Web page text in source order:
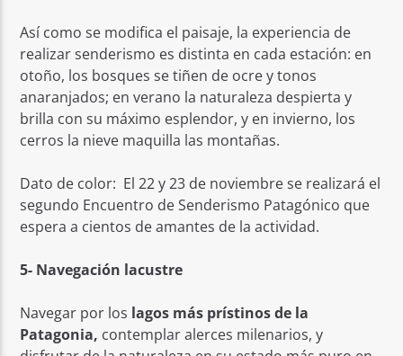
Así como se modifica el paisaje, la experiencia de
realizar senderismo es distinta en cada estación: en
otoño, los bosques se tiñen de ocre y tonos
anaranjados; en verano la naturaleza despierta y
brilla con su máximo esplendor, y en invierno, los
cerros la nieve maquilla las montañas.
Dato de color: El 22 y 23 de noviembre se realizará el
segundo Encuentro de Senderismo Patagónico que
espera a cientos de amantes de la actividad.
5- Navegación lacustre
Navegar por los lagos más prístinos de la
Patagonia, contemplar alerces milenarios, y